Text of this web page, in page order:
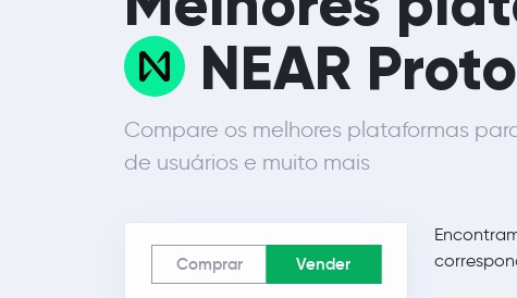
NEAR
Compare os melhores plataformas
de usuários e muito mais
Comprar Vender